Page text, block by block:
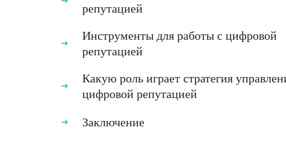
репутацией
Инструменты для работы с цифровой
репутацией
Какую роль играет стратегия
цифровой репутацией
Заключение